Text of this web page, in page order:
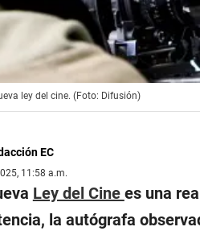
ley del cine. (Foto: Difusión)
EC
11:58 a.m.
Ley del Cine es una
la autógrafa